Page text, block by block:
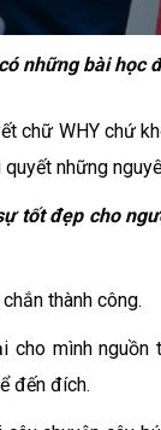
những bài học
chữ WHY chứ
những
tốt đẹp cho
thành công.
mình nguồn
đến đích.